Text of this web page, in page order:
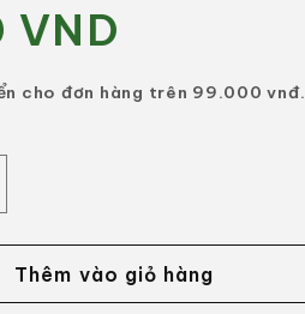
cho đơn hàng trên 99.000 vnđ.
Thêm vào giỏ hàng